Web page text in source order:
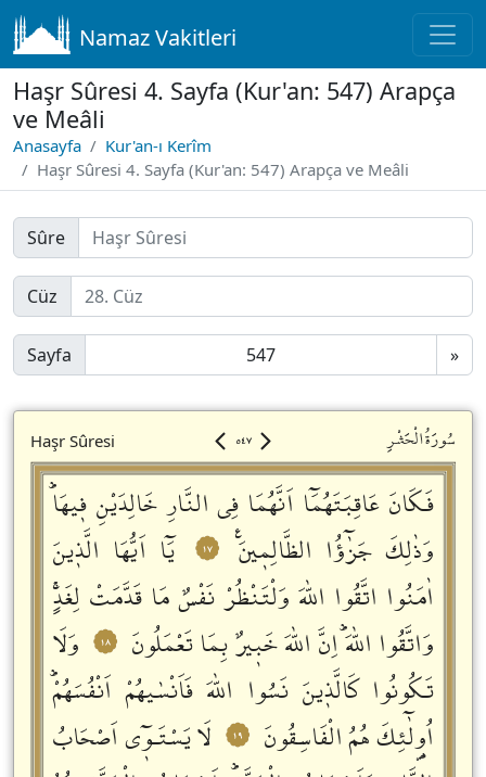
Namaz Vakitleri
Haşr Sûresi 4. Sayfa (Kur'an: 547) Arapça
ve Meâli
Anasayfa
Kur'an-ı Kerîm
Haşr Sûresi 4. Sayfa (Kur'an: 547) Arapça ve Meâli
Sûre
Cüz
Sayfa »
Haşr Sûresi ٥٤٧ سُورَةُالْحَشْرِ
فَكَانَ عَاقِبَتَهُمَٓا اَنَّهُمَا فِي النَّارِ خَالِدَيْنِ فٖيهَاؕ
وَذٰلِكَ جَزٰٓؤُا الظَّالِمٖينَࣖ
١٧
يَٓا اَيُّهَا الَّذٖينَ
اٰمَنُوا اتَّقُوا اللّٰهَ وَلْتَنْظُرْ نَفْسٌ مَا قَدَّمَتْ لِغَدٍۚ
وَاتَّقُوا اللّٰهَؕ اِنَّ اللّٰهَ خَبٖيرٌ بِمَا تَعْمَلُونَ
١٨
وَلَا
تَكُونُوا كَالَّذٖينَ نَسُوا اللّٰهَ فَاَنْسٰيهُمْ اَنْفُسَهُمْؕ
اُو۬لٰٓئِكَ هُمُ الْفَاسِقُونَ
١٩
لَا يَسْتَـوٖٓي اَصْحَابُ